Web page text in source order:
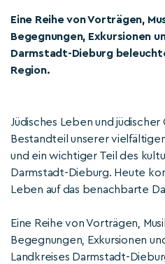
Eine Reihe von Vorträgen,
Begegnungen, Exkursionen
Darmstadt-Dieburg
Region.
Jüdisches Leben und
Bestandteil unserer
und ein wichtiger Teil des
Darmstadt-Dieburg. Heute
Leben auf das benachbarte
Eine Reihe von Vorträgen,
Begegnungen, Exkursionen
Landkreises Darmstadt-